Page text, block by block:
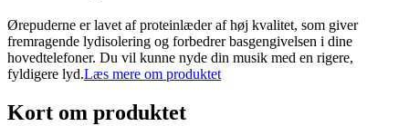
Ørepuderne er lavet af proteinlæder af høj kvalitet, som giver
fremragende lydisolering og forbedrer basgengivelsen i dine
hovedtelefoner. Du vil kunne nyde din musik med en rigere,
fyldigere lyd.Læs mere om produktet
Kort om produktet